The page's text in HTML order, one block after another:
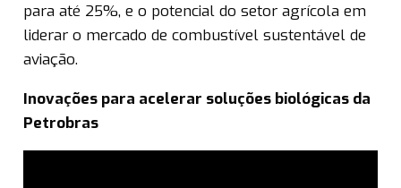
para até 25%, e o potencial do setor agrícola em
liderar o mercado de combustível sustentável de
aviação.
Inovações para acelerar soluções biológicas da
Petrobras